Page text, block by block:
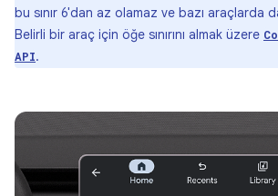
bu sınır 6'dan az olamaz ve bazı araçlarda
Belirli bir araç için öğe sınırını almak üzere
API.